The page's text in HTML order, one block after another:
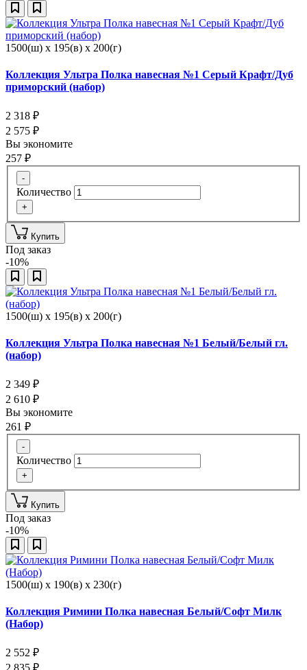
1500(ш) x 195(в) x 200(г)
Коллекция Ультра Полка навесная №1 Серый Крафт/Дуб
приморский (набор)
2 318 ₽
2 575 ₽
Вы экономите
257 ₽
-
Количество
+
Купить
Под заказ
-10%
1500(ш) x 195(в) x 200(г)
Коллекция Ультра Полка навесная №1 Белый/Белый гл.
(набор)
2 349 ₽
2 610 ₽
Вы экономите
261 ₽
-
Количество
+
Купить
Под заказ
-10%
1500(ш) x 190(в) x 230(г)
Коллекция Римини Полка навесная Белый/Софт Милк
(Набор)
2 552 ₽